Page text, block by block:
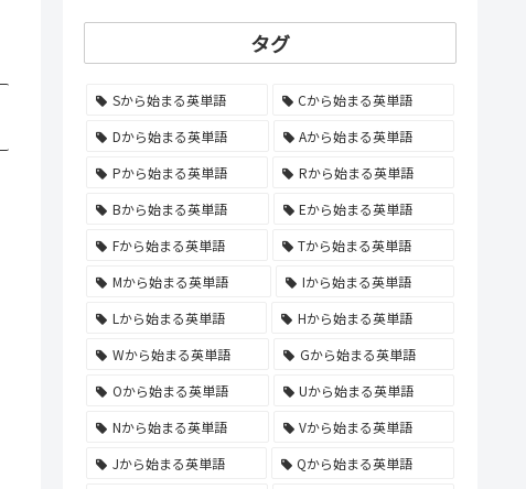
タグ
Sから始まる英単語
Cから始まる英単語
Dから始まる英単語
Aから始まる英単語
Pから始まる英単語
Rから始まる英単語
Bから始まる英単語
Eから始まる英単語
Fから始まる英単語
Tから始まる英単語
Mから始まる英単語
Iから始まる英単語
Lから始まる英単語
Hから始まる英単語
Wから始まる英単語
Gから始まる英単語
Oから始まる英単語
Uから始まる英単語
Nから始まる英単語
Vから始まる英単語
Jから始まる英単語
Qから始まる英単語